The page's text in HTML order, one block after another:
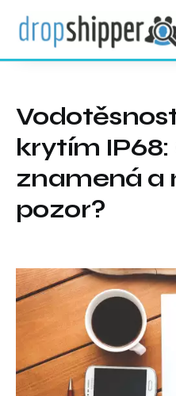
krytím IP68:
znamená a
pozor?